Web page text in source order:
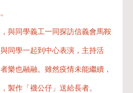
與同學義工一同探訪信義會馬鞍
同學一起到中心表演，主持活
樂也融融。雖然疫情未能繼續，
製作「襪公仔」送給長者。